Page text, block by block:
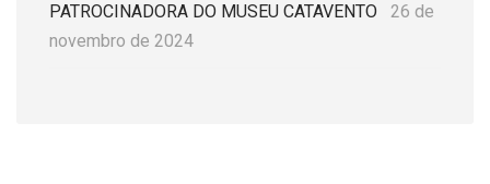
PATROCINADORA DO MUSEU CATAVENTO
26 de
novembro de 2024